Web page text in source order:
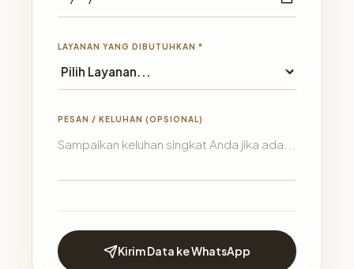
LAYANAN YANG DIBUTUHKAN *
PESAN / KELUHAN (OPSIONAL)
Kirim Data ke WhatsApp